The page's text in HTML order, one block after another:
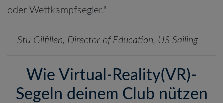
oder Wettkampfsegler."
Stu Gilfillen, Director of Education, US Sailing
Wie Virtual-Reality(VR)-
Segeln deinem Club nützen